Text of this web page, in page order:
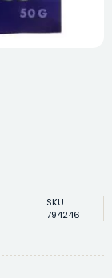
SKU :
794246